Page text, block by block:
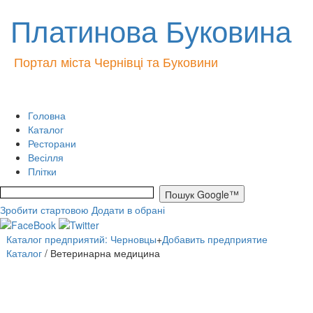
Платинова Буковина
Портал міста Чернівці та Буковини
Головна
Каталог
Ресторани
Весілля
Плітки
Зробити стартовою Додати в обрані
Каталог предприятий: Черновцы+Добавить предприятие
Каталог / Ветеринарна медицина